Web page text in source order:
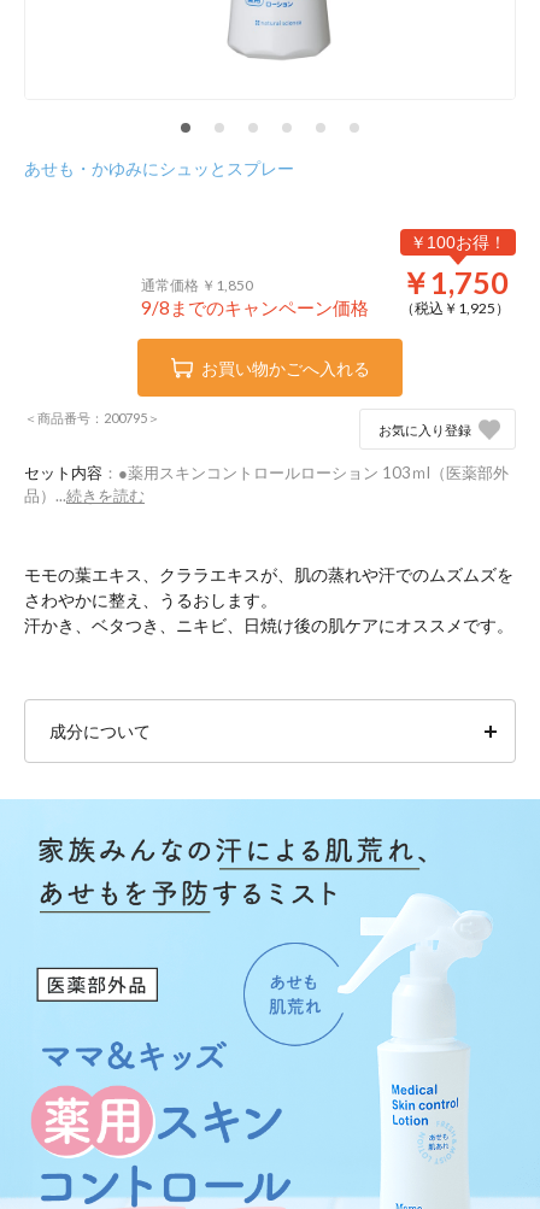
あせも・かゆみにシュッとスプレー
通常価格 ￥1,850
9/8までのキャンペーン価格
￥100お得！
￥1,750
（税込￥ 1,925 ）
お買い物かごへ入れる
＜商品番号：200795＞
お気に入り登録
セット内容 ：●薬用スキンコントロールローション 103ｍl（医薬部外
品）...続きを読む
モモの葉エキス、クララエキスが、肌の蒸れや汗でのムズムズを
さわやかに整え、うるおします。
汗かき、ベタつき、ニキビ、日焼け後の肌ケアにオススメです。
成分について